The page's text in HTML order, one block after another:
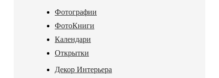
Фотографии
ФотоКниги
Календари
Открытки
Декор Интерьера